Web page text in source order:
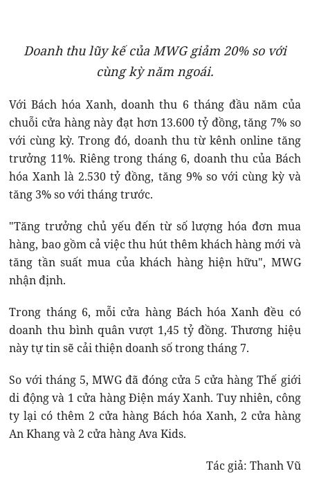
Doanh thu lũy kế của MWG giảm 20% so với
cùng kỳ năm ngoái.
Với Bách hóa Xanh, doanh thu 6 tháng đầu năm của
chuỗi cửa hàng này đạt hơn 13.600 tỷ đồng, tăng 7% so
với cùng kỳ. Trong đó, doanh thu từ kênh online tăng
trưởng 11%. Riêng trong tháng 6, doanh thu của Bách
hóa Xanh là 2.530 tỷ đồng, tăng 9% so với cùng kỳ và
tăng 3% so với tháng trước.
"Tăng trưởng chủ yếu đến từ số lượng hóa đơn mua
hàng, bao gồm cả việc thu hút thêm khách hàng mới và
tăng tần suất mua của khách hàng hiện hữu", MWG
nhận định.
Trong tháng 6, mỗi cửa hàng Bách hóa Xanh đều có
doanh thu bình quân vượt 1,45 tỷ đồng. Thương hiệu
này tự tin sẽ cải thiện doanh số trong tháng 7.
So với tháng 5, MWG đã đóng cửa 5 cửa hàng Thế giới
di động và 1 cửa hàng Điện máy Xanh. Tuy nhiên, công
ty lại có thêm 2 cửa hàng Bách hóa Xanh, 2 cửa hàng
An Khang và 2 cửa hàng Ava Kids.
Tác giả: Thanh Vũ